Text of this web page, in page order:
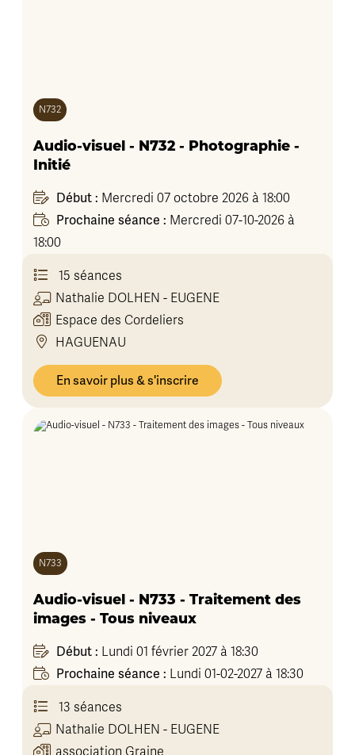
N732
Audio-visuel - N732 - Photographie -
Initié
Début : Mercredi 07 octobre 2026 à 18:00
Prochaine séance : Mercredi 07-10-2026 à
18:00
15 séances
Nathalie DOLHEN - EUGENE
Espace des Cordeliers
HAGUENAU
En savoir plus & s'inscrire
N733
Audio-visuel - N733 - Traitement des
images - Tous niveaux
Début : Lundi 01 février 2027 à 18:30
Prochaine séance : Lundi 01-02-2027 à 18:30
13 séances
Nathalie DOLHEN - EUGENE
association Graine